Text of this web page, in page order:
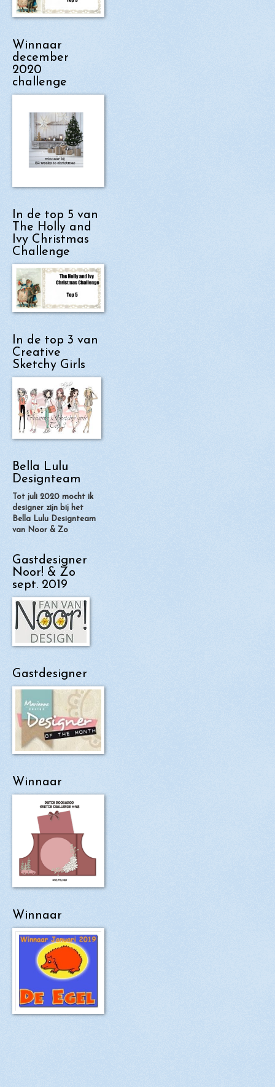
Winnaar
december
2020
challenge
In de top 5 van
The Holly and
Ivy Christmas
Challenge
In de top 3 van
Creative
Sketchy Girls
Bella Lulu
Designteam
Tot juli 2020 mocht ik
designer zijn bij het
Bella Lulu Designteam
van Noor & Zo
Gastdesigner
Noor! & Zo
sept. 2019
Gastdesigner
Winnaar
Winnaar